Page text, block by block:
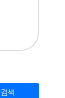
검색